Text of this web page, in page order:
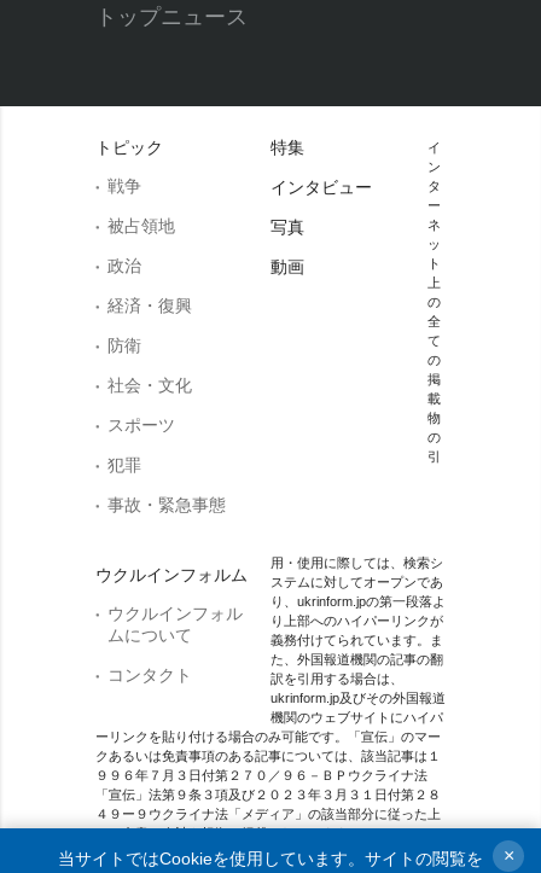
トップニュース
トピック
戦争
被占領地
政治
経済・復興
防衛
社会・文化
スポーツ
犯罪
事故・緊急事態
ウクルインフォルム
ウクルインフォル
ムについて
コンタクト
特集
インタビュー
写真
動画
イ
ン
タ
ー
ネ
ッ
ト
上
の
全
て
の
掲
載
物
の
引
用・使用に際しては、検索シ
ステムに対してオープンであ
り、ukrinform.jpの第一段落よ
り上部へのハイパーリンクが
義務付けてられています。ま
た、外国報道機関の記事の翻
訳を引用する場合は、
ukrinform.jp及びその外国報道
機関のウェブサイトにハイパ
ーリンクを貼り付ける場合のみ可能です。「宣伝」のマー
クあるいは免責事項のある記事については、該当記事は１
９９６年７月３日付第２７０／９６－ＢＰウクライナ法
「宣伝」法第９条３項及び２０２３年３月３１日付第２８
４９ー９ウクライナ法「メディア」の該当部分に従った上
当サイトではCookieを使用しています。サイトの閲覧を ×